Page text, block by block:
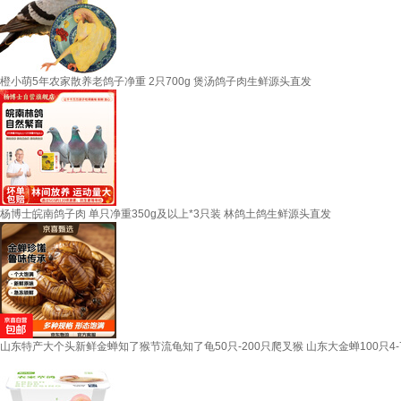
橙小萌5年农家散养老鸽子净重 2只700g 煲汤鸽子肉生鲜源头直发
杨博士皖南鸽子肉 单只净重350g及以上*3只装 林鸽土鸽生鲜源头直发
山东特产大个头新鲜金蝉知了猴节流龟知了龟50只-200只爬叉猴 山东大金蝉100只